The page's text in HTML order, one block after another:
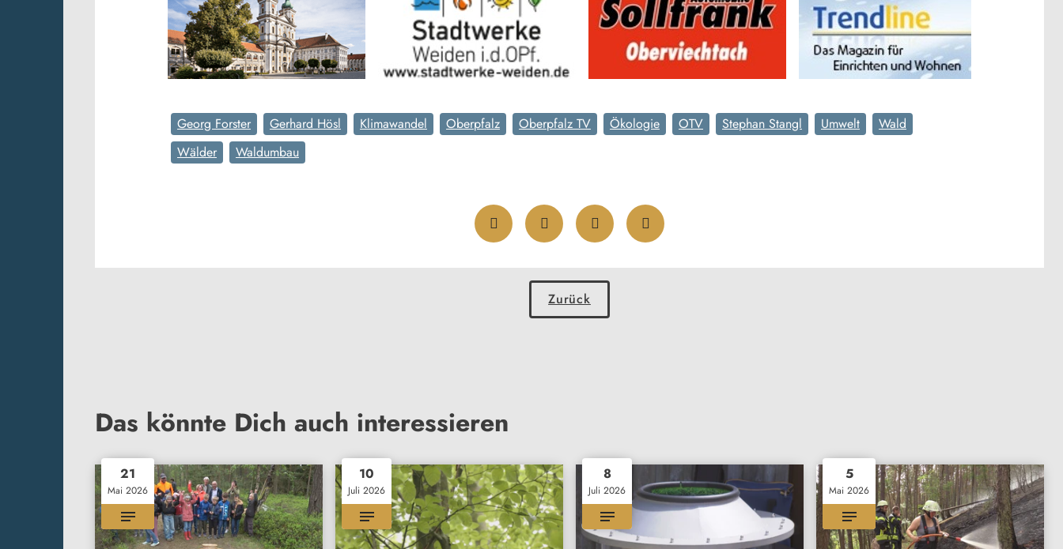
Georg Forster Gerhard Hösl Klimawandel Oberpfalz Oberpfalz TV Ökologie OTV Stephan Stangl Umwelt
Wald
Wälder
Waldumbau
Zurück
Das könnte Dich auch interessieren
21
Mai 2026
10
Juli 2026
8
Juli 2026
5
Mai 2026